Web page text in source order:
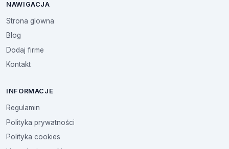
NAWIGACJA
Strona glowna
Blog
Dodaj firme
Kontakt
INFORMACJE
Regulamin
Polityka prywatności
Polityka cookies